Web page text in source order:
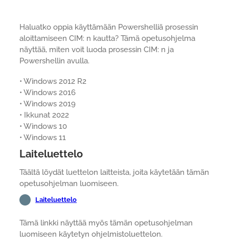
Haluatko oppia käyttämään Powershelliä prosessin
aloittamiseen CIM: n kautta? Tämä opetusohjelma
näyttää, miten voit luoda prosessin CIM: n ja
Powershellin avulla.
• Windows 2012 R2
• Windows 2016
• Windows 2019
• Ikkunat 2022
• Windows 10
• Windows 11
Laiteluettelo
Täältä löydät luettelon laitteista, joita käytetään tämän
opetusohjelman luomiseen.
Laiteluettelo
Tämä linkki näyttää myös tämän opetusohjelman
luomiseen käytetyn ohjelmistoluettelon.